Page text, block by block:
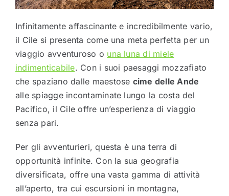
Infinitamente affascinante e incredibilmente vario,
il Cile si presenta come una meta perfetta per un
viaggio avventuroso o una luna di miele
indimenticabile. Con i suoi paesaggi mozzafiato
che spaziano dalle maestose cime delle Ande
alle spiagge incontaminate lungo la costa del
Pacifico, il Cile offre un’esperienza di viaggio
senza pari.
Per gli avventurieri, questa è una terra di
opportunità infinite. Con la sua geografia
diversificata, offre una vasta gamma di attività
all’aperto, tra cui escursioni in montagna,